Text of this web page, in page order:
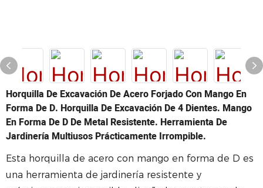
Horquilla De Excavación De Acero Forjado Con Mango En
Forma De D. Horquilla De Excavación De 4 Dientes. Mango
En Forma De D De Metal Resistente. Herramienta De
Jardinería Multiusos Prácticamente Irrompible.
Esta horquilla de acero con mango en forma de D es
una herramienta de jardinería resistente y